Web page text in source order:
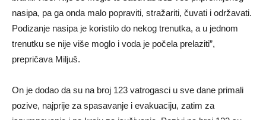
nasipa, pa ga onda malo popraviti, stražariti, čuvati i održavati.
Podizanje nasipa je koristilo do nekog trenutka, a u jednom
trenutku se nije više moglo i voda je počela prelaziti”,
prepričava Miljuš.
On je dodao da su na broj 123 vatrogasci u sve dane primali
pozive, najprije za spasavanje i evakuaciju, zatim za